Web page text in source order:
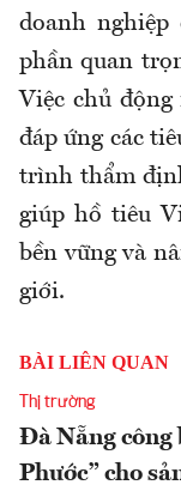
doanh
phần quan
Việc chủ động
đáp ứng các
trình thẩm
giúp hồ tiêu
bền vững và
giới.
BÀI LIÊN QUAN
Thị trường
Đà Nẵng công
Phước” cho